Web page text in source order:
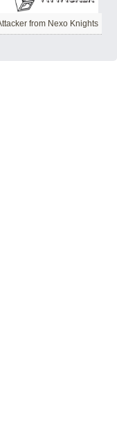
from Nexo Knights